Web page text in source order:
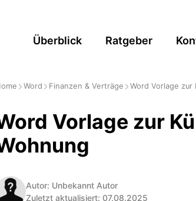
Überblick Ratgeber
Word Finanzen & Verträge Word Vorlage zur
Vorlage zur
Autor: Unbekannt Autor
Zuletzt aktualisiert: 07.08.2025